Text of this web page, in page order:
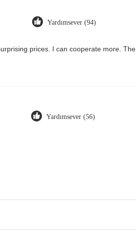
Yardımsever (94)
prices. I can cooperate more. The
Yardımsever (56)